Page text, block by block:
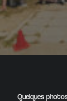
Quelques